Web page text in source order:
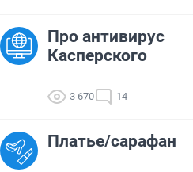
Про антивирус
Касперского
3 670 14
Платье/сарафан